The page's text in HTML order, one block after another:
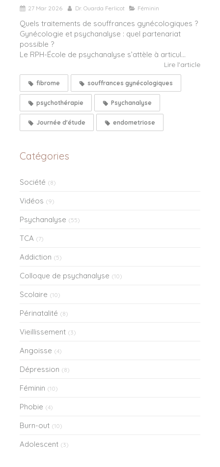
27 Mar 2026 Dr. Ouarda Ferlicot Féminin
Quels traitements de souffrances gynécologiques ?
Gynécologie et psychanalyse : quel partenariat
possible ?
Le RPH-École de psychanalyse s’attèle à articul...
Lire l'article
fibrome souffrances gynécologiques
psychothérapie Psychanalyse
Journée d'étude endometriose
Catégories
Société (8)
Vidéos (9)
Psychanalyse (55)
TCA (7)
Addiction (5)
Colloque de psychanalyse (10)
Scolaire (10)
Périnatalité (8)
Vieillissement (3)
Angoisse (4)
Dépression (8)
Féminin (10)
Phobie (4)
Burn-out (10)
Adolescent (3)